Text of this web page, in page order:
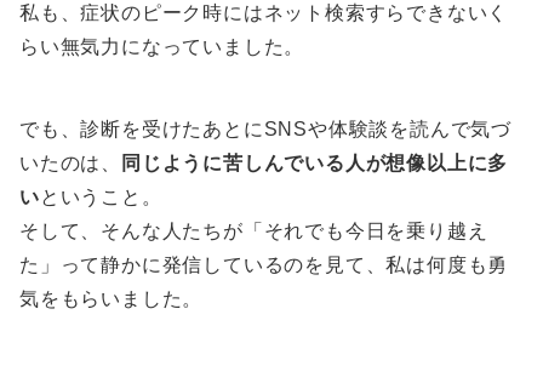
私も、症状のピーク時にはネット検索すらできないく
らい無気力になっていました。
でも、診断を受けたあとにSNSや体験談を読んで気づ
いたのは、
同じように苦しんでいる人が想像以上に多
いということ。
そして、そんな人たちが「それでも今日を乗り越え
た」って静かに発信しているのを見て、私は何度も勇
気をもらいました。